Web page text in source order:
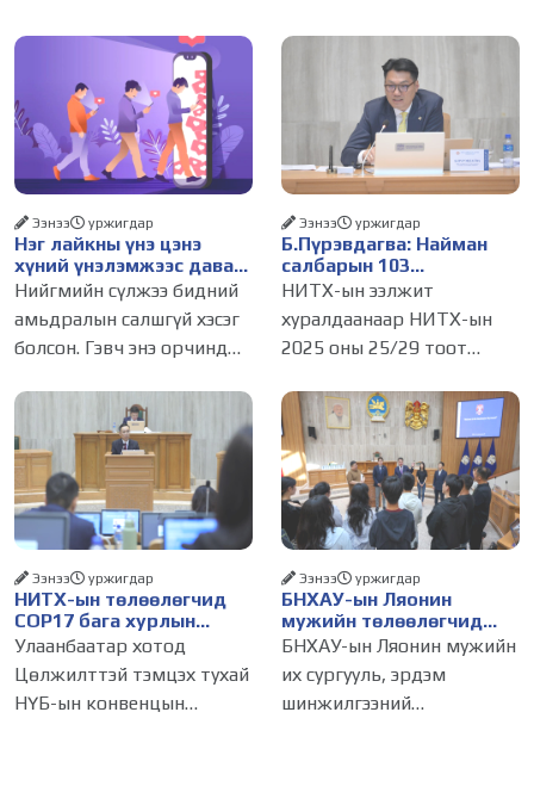
Нэг лайкны үнэ цэнэ
хүний үнэлэмжээс давах
болсон уу?
Ээнээ уржигдар
Нийгмийн сүлжээ бидний
амьдралын салшгүй хэсэг
болсон. Гэвч энэ орчинд
амжилт, тэр ч байтугай
хүний үнэ цэнийг хүртэл
лайк, шэйр, дагагчийн
тоогоор хэмжих хандлага
газар авч
Б.Пүрэвдагва: Найман
салбарын 103
үйлчилгээний
бүртгэлийг цуцалснаар
бизнес эрхлэхэд таатай
нөхцөл бүрдэнэ
Ээнээ уржигдар
НИТХ-ын ээлжит
хуралдаанаар НИТХ-ын
2025 оны 25/29 тоот
журмын зарим хэсгийг
хүчингүй болгож,
зөвшөөрлийн шинжтэй
103 бүртгэлээс нийслэлийн
бизнес эрхлэгчдийг
НИТХ-ын төлөөлөгчид
COP17 бага хурлын
бэлтгэл ажлын талаар
мэдээлэл сонслоо
Ээнээ уржигдар
Улаанбаатар хотод
Цөлжилттэй тэмцэх тухай
НҮБ-ын конвенцын
БНХАУ-ын Ляонин
мужийн төлөөлөгчид
НИТХ-ын үйл
танилцлаа
Ээнээ уржигдар
БНХАУ-ын Ляонин мужийн
их сургууль, эрдэм
шинжилгээний